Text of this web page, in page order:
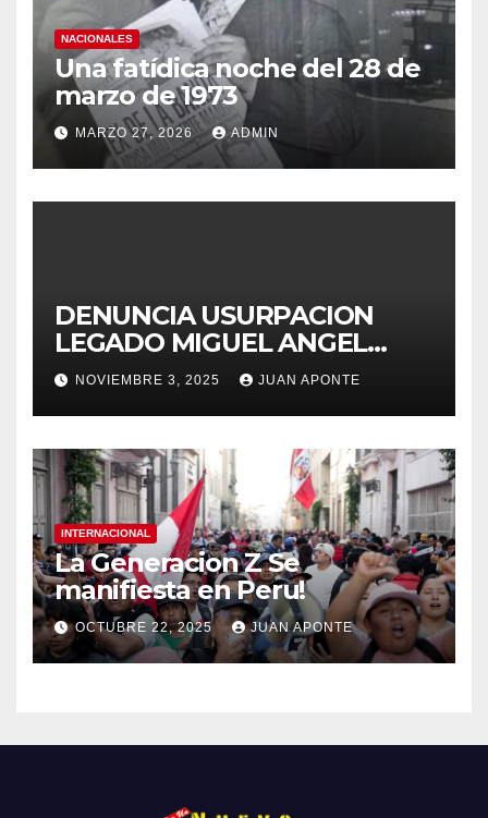
NACIONALES
Una fatídica noche del 28 de
marzo de 1973
MARZO 27, 2026 ADMIN
DENUNCIA USURPACION
LEGADO MIGUEL ANGEL
APONTE VIGUERA
NOVIEMBRE 3, 2025 JUAN APONTE
INTERNACIONAL
La Generacion Z Se
manifiesta en Peru!
OCTUBRE 22, 2025 JUAN APONTE